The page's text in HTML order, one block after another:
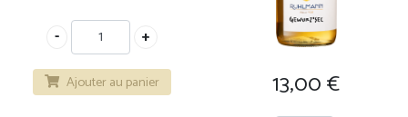
Ajouter au panier 13,00€